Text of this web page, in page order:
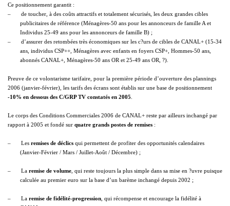
Ce positionnement garantit :
–
de toucher, à des coûts attractifs et totalement sécurisés, les deux grandes cibles
publicitaires de référence (Ménagères-50 ans pour les annonceurs de famille A et
Individus 25-49 ans pour les annonceurs de famille B) ;
–
d’assurer des retombées très économiques sur les c?urs de cibles de CANAL+ (15-34
ans, individus CSP++, Ménagères avec enfants en foyers CSP+, Hommes-50 ans,
abonnés CANAL+, Ménagères-50 ans OR et 25-49 ans OR, ?).
Preuve de ce volontarisme tarifaire, pour la première période d’ouverture des plannings
2006 (janvier-février), les tarifs des écrans sont établis sur une base de positionnement
-10% en dessous des C/GRP TV constatés en 2005
Le corps des Conditions Commerciales 2006 de CANAL+ reste par ailleurs inchangé par
rapport à 2005 et fondé sur quatre grands postes de remises :
– Les remises de déclics qui permettent de profiter des opportunités calendaires
(Janvier-Février / Mars / Juillet-Août / Décembre) ;
– La remise de volume , qui reste toujours la plus simple dans sa mise en ?uvre puisque
calculée au premier euro sur la base d’un barème inchangé depuis 2002 ;
– La remise de fidélité-progression , qui récompense et encourage la fidélité à